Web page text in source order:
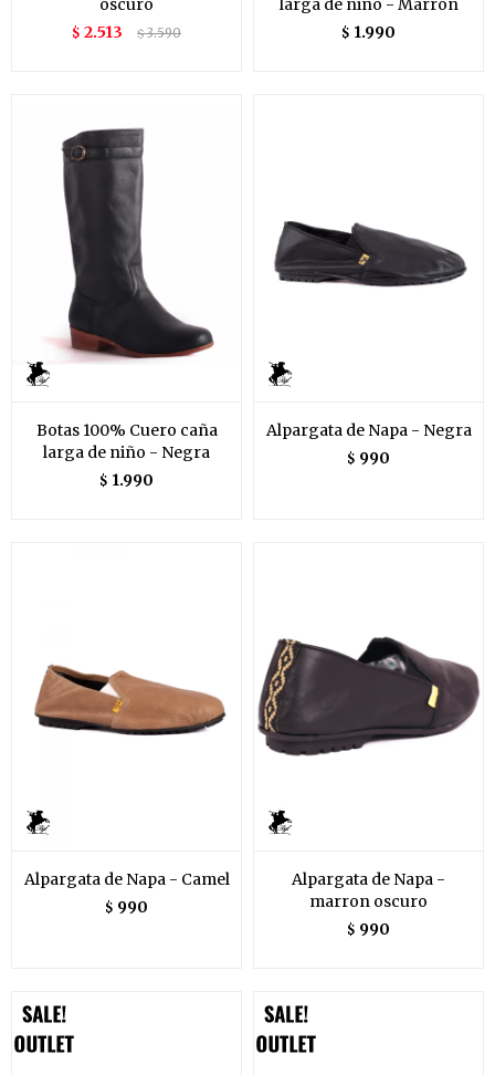
$ 2.513 $3.590 $ 1.990
Botas 100% Cuero caña
larga de niño - Negra
$ 1.990
Alpargata de Napa - Negra
$ 990
Alpargata de Napa - Camel
$ 990
Alpargata de Napa -
marron oscuro
$ 990